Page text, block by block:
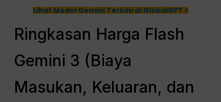
Lihat Model Gemini Terkini di GlobalGPT >
Ringkasan Harga Flash
Gemini 3 (Biaya
Masukan, Keluaran, dan